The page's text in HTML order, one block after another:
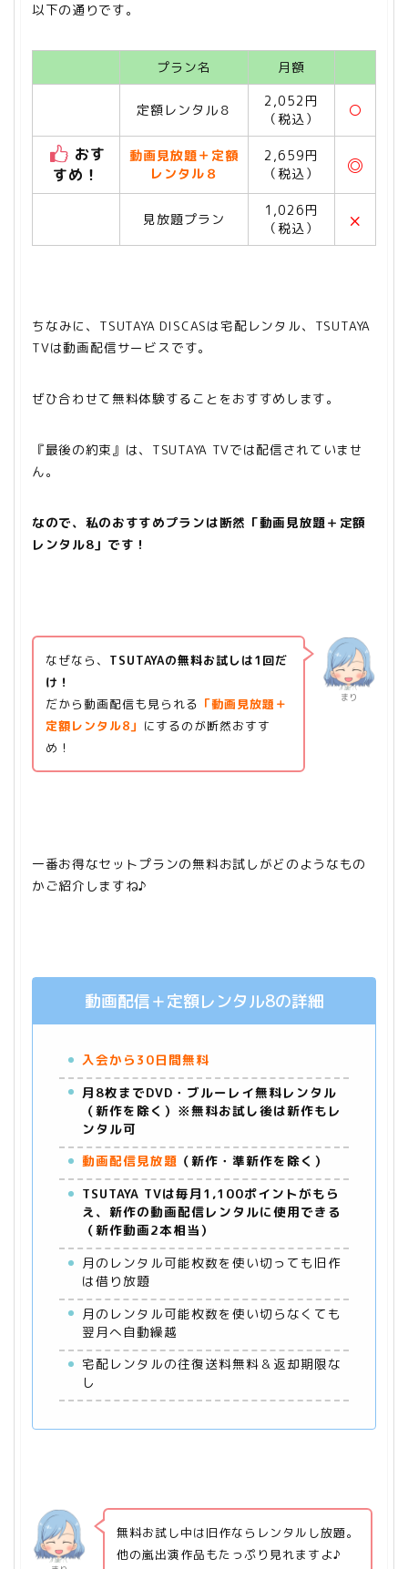
以下の通りです。
プラン名 月額
定額レンタル８
2,052円
（税込）
〇
おす
すめ！
動画見放題＋定額
レンタル８
2,659円
（税込）
◎
見放題プラン
1,026円
（税込）
×
ちなみに、TSUTAYA DISCASは宅配レンタル、TSUTAYA
TVは動画配信サービスです。
ぜひ合わせて無料体験することをおすすめします。
『最後の約束』は、TSUTAYA TVでは配信されていませ
ん。
なので、私のおすすめプランは断然「動画見放題＋定額
レンタル8」です！
まり
なぜなら、 TSUTAYAの無料お試しは1回だ
け！
だから動画配信も見られる 「動画見放題＋
定額レンタル8」 にするのが断然おすす
め！
一番お得なセットプランの無料お試しがどのようなもの
かご紹介しますね♪
動画配信＋定額レンタル8の詳細
入会から30日間無料
月8枚までDVD・ブルーレイ無料レンタル
（新作を除く）※無料お試し後は新作もレ
ンタル可
動画配信見放題 （新作・準新作を除く）
TSUTAYA TVは毎月1,100ポイントがもら
え、新作の動画配信レンタルに使用できる
（新作動画2本相当）
月のレンタル可能枚数を使い切っても旧作
は借り放題
月のレンタル可能枚数を使い切らなくても
翌月へ自動繰越
宅配レンタルの往復送料無料＆返却期限な
し
無料お試し中は旧作ならレンタルし放題。
他の嵐出演作品もたっぷり見れますよ♪